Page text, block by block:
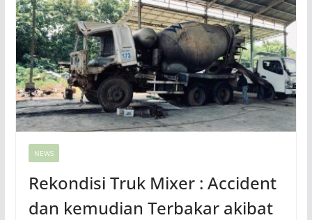
NEWS
Rekondisi Truk Mixer : Accident
dan kemudian Terbakar akibat